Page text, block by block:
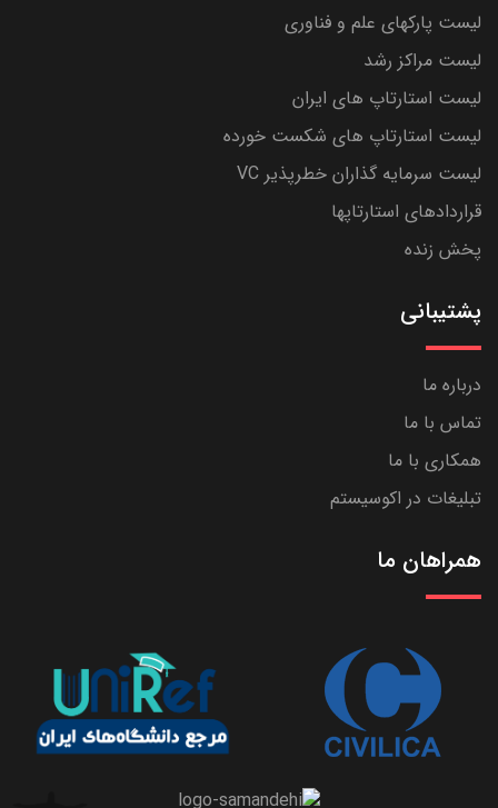
لیست پارکهای علم و فناوری
لیست مراکز رشد
لیست استارتاپ های ایران
لیست استارتاپ های شکست خورده
لیست سرمایه گذاران خطرپذیر VC
قراردادهای استارتاپها
پخش زنده
پشتیبانی
درباره ما
تماس با ما
همکاری با ما
تبلیغات در اکوسیستم
همراهان ما